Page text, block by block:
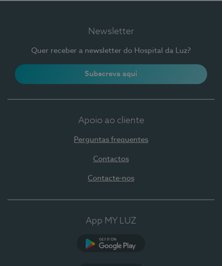
Newsletter
Quer receber a newsletter do Hospital da Luz?
Subscreva aqui
Apoio ao cliente
Perguntas frequentes
Contactos
Contacte-nos
App MY LUZ